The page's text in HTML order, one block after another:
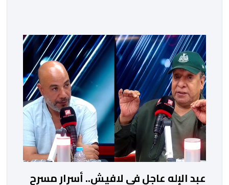
عبد الإله عاجل في لافيش.. أسرار مسرح